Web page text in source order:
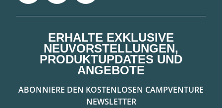
ERHALTE EXKLUSIVE
NEUVORSTELLUNGEN,
PRODUKTUPDATES UND
ANGEBOTE
ABONNIERE DEN KOSTENLOSEN CAMPVENTURE
NEWSLETTER